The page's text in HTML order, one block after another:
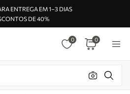
ENTREGA EM 1–3 DIAS
DE 40%
0 0